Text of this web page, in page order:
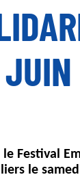
Festival
le